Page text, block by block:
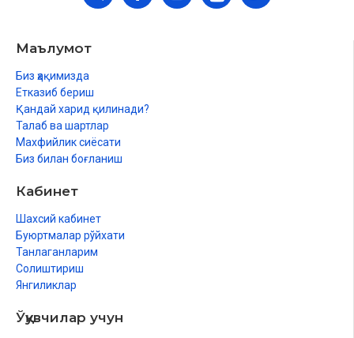
Маълумот
Биз ҳақимизда
Етказиб бериш
Қандай харид қилинади?
Талаб ва шартлар
Махфийлик сиёсати
Биз билан боғланиш
Кабинет
Шахсий кабинет
Буюртмалар рўйхати
Танлаганларим
Солиштириш
Янгиликлар
Ўқувчилар учун